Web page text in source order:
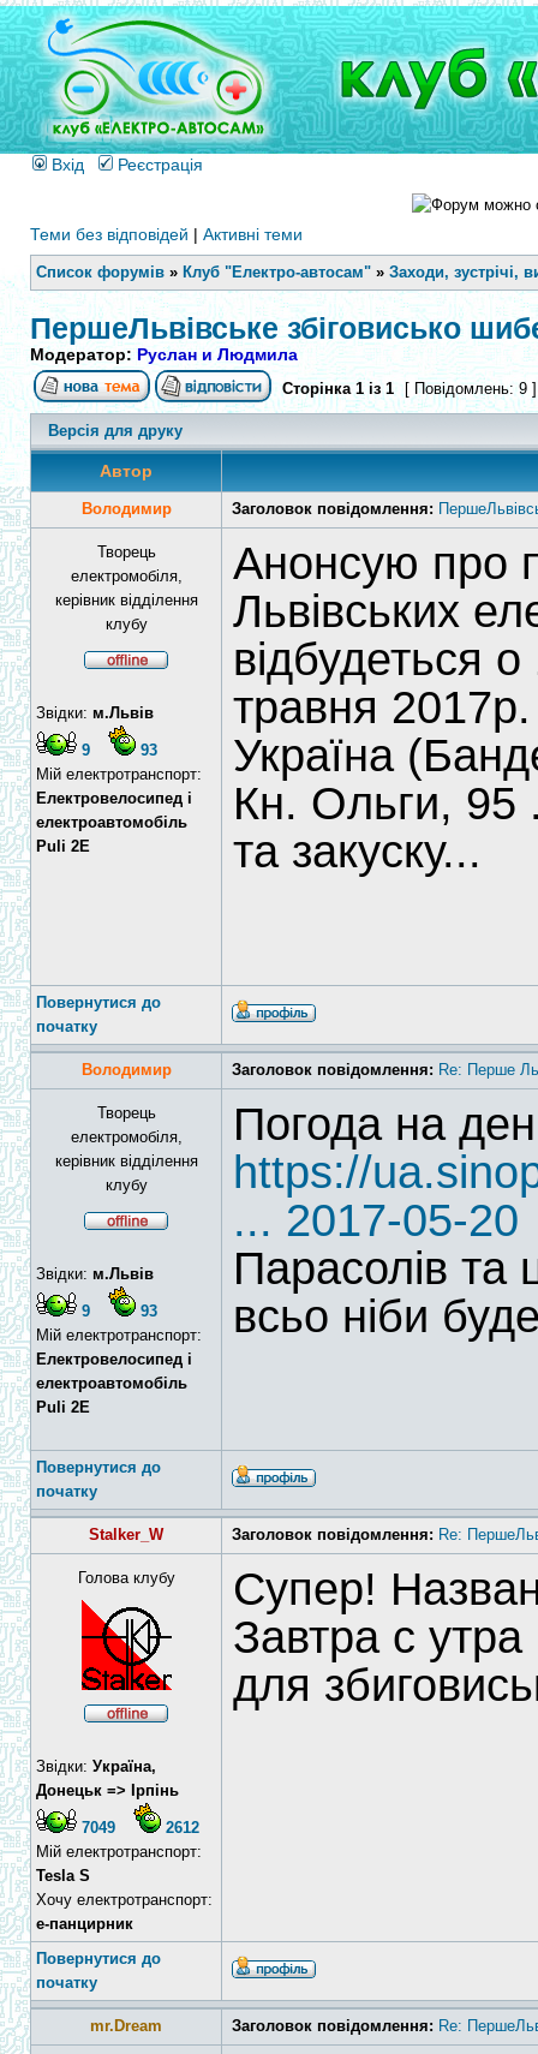
Вхід Реєстрація
Теми без відповідей | Активні теми
Список форумів » Клуб "Електро-автосам" » Заходи, зустрічі,
ПершеЛьвівське збіговисько
Модератор:Руслан и Людмила
Сторінка 1із1 [ Повідомлень: 9
Версія для друку
Автор
Володимир Заголовок повідомлення:
Творець
електромобіля,
керівник відділення
клубу
Звідки: м.Львів
9
93
Мій електротранспорт:
Електровелосипед і
електроавтомобіль
Puli 2E
Анонсую про
Львівських
відбудеться
травня
Україна
Кн. Ольги, 95
та закуску...
Повернутися до
початку
Володимир Заголовок повідомлення: Re: Перше
Творець
електромобіля,
керівник відділення
клубу
Звідки: м.Львів
9
93
Мій електротранспорт:
Електровелосипед і
електроавтомобіль
Puli 2E
Погода на
https://
... 2017-05-20
Парасолів та
всьо ніби
Повернутися до
початку
Stalker_W Заголовок повідомлення: Re:
Голова клубу
Звідки: Україна,
Донецьк => Ірпінь
7049
2612
Мій електротранспорт:
Tesla S
Хочу електротранспорт:
е-панцирник
Супер!
Завтра с
для
Повернутися до
початку
mr.Dream Заголовок повідомлення: Re: